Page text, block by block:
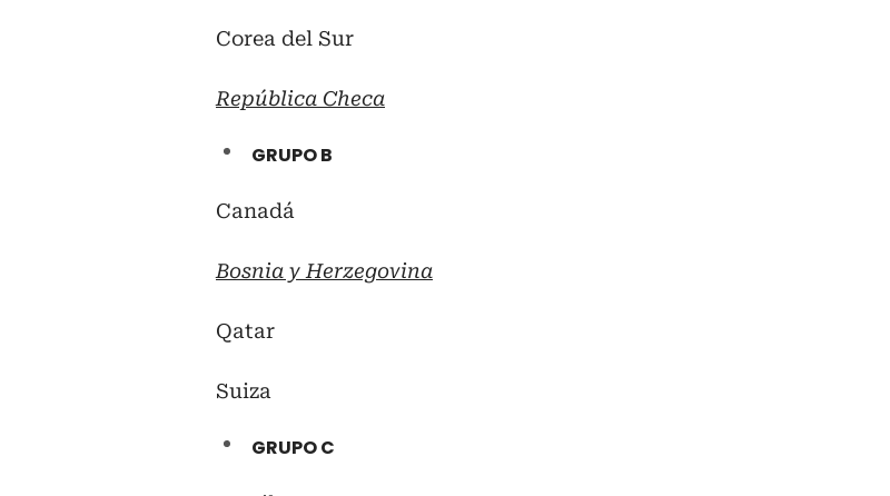
Corea del Sur
República Checa
GRUPO B
Canadá
Bosnia y Herzegovina
Qatar
Suiza
GRUPO C